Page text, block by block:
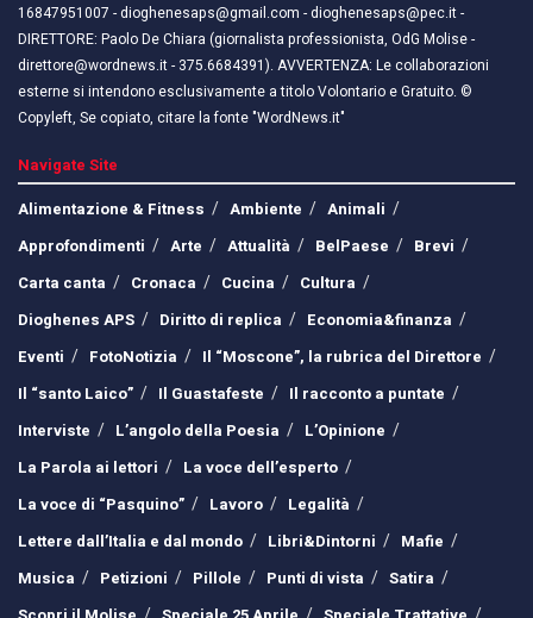
16847951007 - dioghenesaps@gmail.com - dioghenesaps@pec.it - ​​
DIRETTORE: Paolo De Chiara (giornalista professionista, OdG Molise -
direttore@wordnews.it - ​​375.6684391). AVVERTENZA: Le collaborazioni
esterne si intendono esclusivamente a titolo Volontario e Gratuito. ©
Copyleft, Se copiato, citare la fonte "WordNews.it"
Navigate Site
Alimentazione & Fitness
Ambiente
Animali
Approfondimenti
Arte Attualità BelPaese
Brevi
Carta canta
Cronaca Cucina
Cultura
Dioghenes APS
Diritto di replica
Economia&finanza
Eventi
FotoNotizia
Il “Moscone”, la rubrica del Direttore
Il “santo Laico”
Il Guastafeste
Il racconto a puntate
Interviste
L’angolo della Poesia
L’Opinione
La Parola ai lettori
La voce dell’esperto
La voce di “Pasquino”
Lavoro
Legalità
Lettere dall’Italia e dal mondo
Libri&Dintorni
Mafie
Musica
Petizioni Pillole Punti di vista
Satira